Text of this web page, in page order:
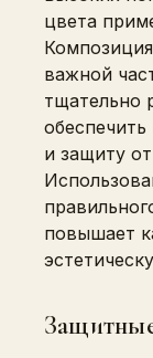
цвета
важной
тщательно
и защиту
повышает